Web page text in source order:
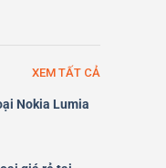
XEM TẤT CẢ
Nokia Lumia